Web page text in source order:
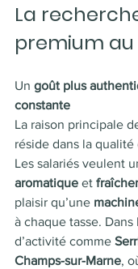
La
premium
Un goût plus
constante
La raison principale
réside dans la
Les salariés veulent
aromatique et
plaisir qu’une
à chaque tasse. Dans
d’activité comme
Champs-sur-Marne,